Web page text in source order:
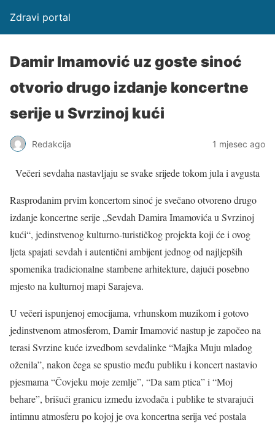
Zdravi portal
Damir Imamović uz goste sinoć
otvorio drugo izdanje koncertne
serije u Svrzinoj kući
Redakcija 1 mjesec ago
Večeri sevdaha nastavljaju se svake srijede tokom jula i avgusta
Rasprodanim prvim koncertom sinoć je svečano otvoreno drugo
izdanje koncertne serije „Sevdah Damira Imamovića u Svrzinoj
kući“, jedinstvenog kulturno-turističkog projekta koji će i ovog
ljeta spajati sevdah i autentični ambijent jednog od najljepših
spomenika tradicionalne stambene arhitekture, dajući posebno
mjesto na kulturnoj mapi Sarajeva.
U večeri ispunjenoj emocijama, vrhunskom muzikom i gotovo
jedinstvenom atmosferom, Damir Imamović nastup je započeo na
terasi Svrzine kuće izvedbom sevdalinke “Majka Muju mladog
oženila”, nakon čega se spustio među publiku i koncert nastavio
pjesmama “Čovjeku moje zemlje”, “Da sam ptica” i “Moj
behare”, brišući granicu između izvođača i publike te stvarajući
intimnu atmosferu po kojoj je ova koncertna serija već postala